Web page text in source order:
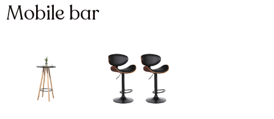
Mobile bar